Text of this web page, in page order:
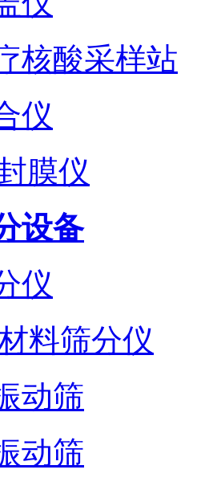
核酸采样站
仪
膜仪
设备
仪
料筛分仪
动筛
动筛